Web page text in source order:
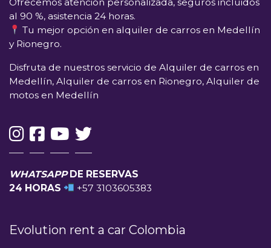
al 90 %, asistencia 24 horas.
Tu mejor opción en alquiler de carros en Medellín
y Rionegro.
Disfruta de nuestros servicio de Alquiler de carros en
Medellín, Alquiler de carros en Rionegro, Alquiler de
motos en Medellín
WHATSAPPDE RESERVAS
24 HORAS
+57 3103605383
Evolution rent a car Colombia